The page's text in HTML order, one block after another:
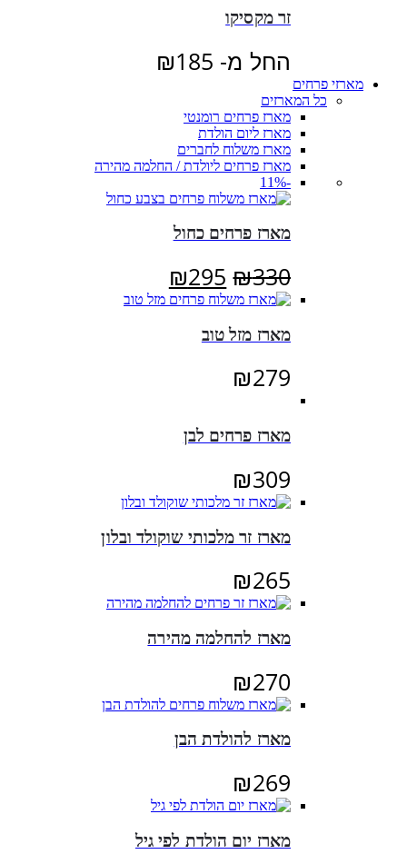
זר מקסיקו
החל מ- ₪185
מארזי פרחים
כל המארזים
מארז פרחים רומנטי
מארז ליום הולדת
מארז משלוח לחברים
מארז פרחים ליולדת / החלמה מהירה
-11%
מארז פרחים כחול
₪330
המחיר
המקורי
היה:
₪295
הנוכחי
מארז מזל טוב
₪279
מארז פרחים לבן
₪309
מארז זר מלכותי שוקולד ובלון
₪265
מארז להחלמה מהירה
₪270
מארז להולדת הבן
₪269
מארז יום הולדת לפי גיל